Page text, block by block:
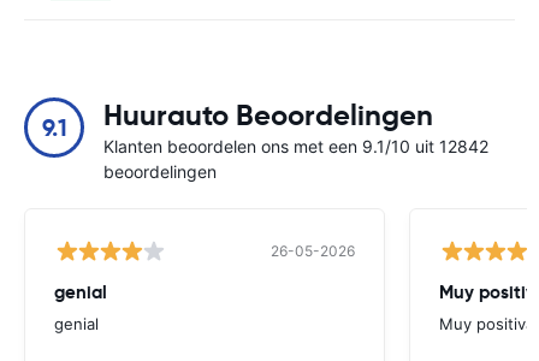
9.1 Huurauto Beoordelingen
Klanten beoordelen ons met een 9.1/10 uit 12842
beoordelingen
26-05-2026
genial
genial
Muy
Muy positiva